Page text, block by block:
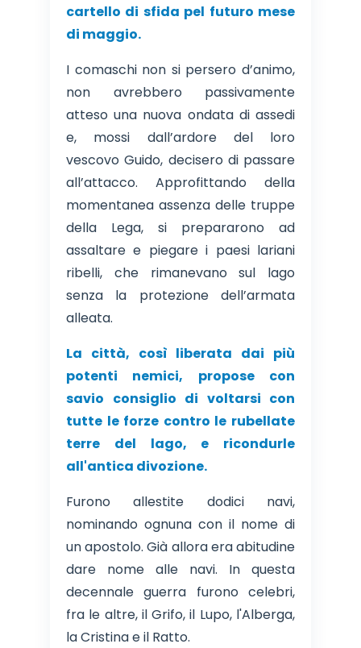
cartello di sfida pel futuro mese
di maggio.
I comaschi non si persero d’animo,
non avrebbero passivamente
atteso una nuova ondata di assedi
e, mossi dall’ardore del loro
vescovo Guido, decisero di passare
all’attacco. Approfittando della
momentanea assenza delle truppe
della Lega, si prepararono ad
assaltare e piegare i paesi lariani
ribelli, che rimanevano sul lago
senza la protezione dell’armata
alleata.
La città, così liberata dai più
potenti nemici, propose con
savio consiglio di voltarsi con
tutte le forze contro le rubellate
terre del lago, e ricondurle
all'antica divozione.
Furono allestite dodici navi,
nominando ognuna con il nome di
un apostolo. Già allora era abitudine
dare nome alle navi. In questa
decennale guerra furono celebri,
fra le altre, il Grifo, il Lupo, l'Alberga,
la Cristina e il Ratto.